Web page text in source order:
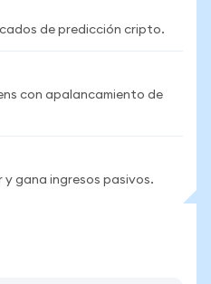
de predicción cripto.
con apalancamiento de
gana ingresos pasivos.